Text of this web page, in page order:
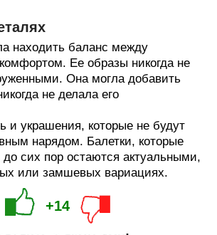
находить баланс между
Ее образы никогда не
Она могла добавить
не делала его
и украшения, которые не будут
нарядом. Балетки, которые
сих пор остаются актуальными,
или замшевых вариациях.
+14